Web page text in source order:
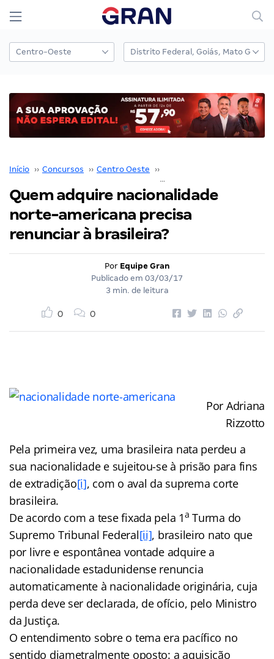
Início ›› Concursos ›› Centro Oeste ››
Quem adquire nacionalidade
norte-americana precisa
renunciar à brasileira?
Por Equipe Gran
Publicado em 03/03/17
3 min. de leitura
0 0
Por Adriana
Rizzotto
Pela primeira vez, uma brasileira nata perdeu a
sua nacionalidade e sujeitou-se à prisão para fins
de extradição[i], com o aval da suprema corte
brasileira.
De acordo com a tese fixada pela 1a Turma do
Supremo Tribunal Federal[ii], brasileiro nato que
por livre e espontânea vontade adquire a
nacionalidade estadunidense renuncia
automaticamente à nacionalidade originária, cuja
perda deve ser declarada, de ofício, pelo Ministro
da Justiça.
O entendimento sobre o tema era pacífico no
sentido diametralmente oposto: a aquisição